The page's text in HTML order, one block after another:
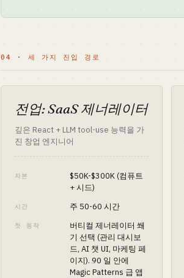
04 · 세 가지 진입 경로
전업: SaaS 제너레이터
깊은 React + LLM tool-use 능력을 가
진 창업 엔지니어
자본
$50K-$300K (컴퓨트
+ 시드)
시간 주 50-60 시간
첫 동작
버티컬 제너레이터 쐐
기 선택 (관리 대시보
드, AI 챗 UI, 마케팅 페
이지). 90 일 안에
Magic Patterns 급 앱